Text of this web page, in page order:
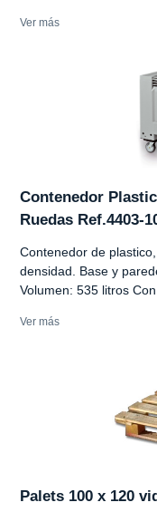
Ver más
Contenedor
Ruedas Ref.4403-
Contenedor de
densidad. Base y
Volumen: 535 litros
Ver más
Palets 100 x 120